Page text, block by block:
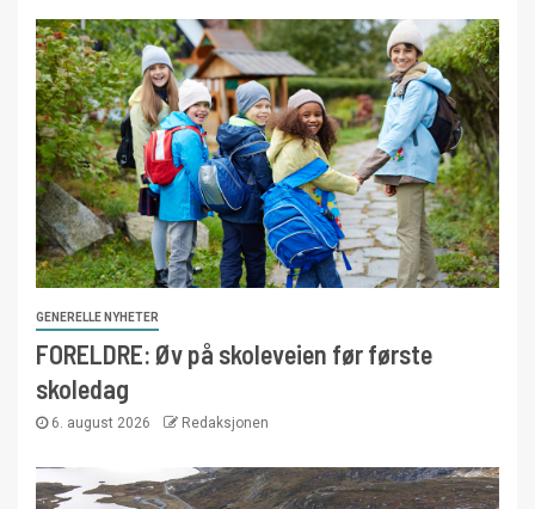
GENERELLE NYHETER
FORELDRE: Øv på skoleveien før første
skoledag
6. august 2026 Redaksjonen